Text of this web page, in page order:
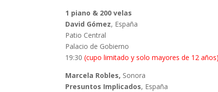
1 piano & 200 velas
David Gómez, España
Patio Central
Palacio de Gobierno
19:30(cupo limitado y solo mayores de 12 años)
Marcela Robles, Sonora
Presuntos Implicados, España